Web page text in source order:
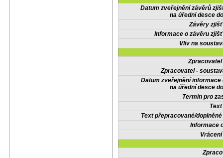
Datum zveřejnění závěrů
na úřední desce
Závěry
Informace o závěru
Vliv na
Zpracovatel -
Datum zveřejnění informace
na úřední desce
Termín pro
Text přepracované/
Informace